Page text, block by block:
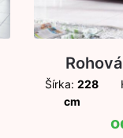
Šírka: 228
cm